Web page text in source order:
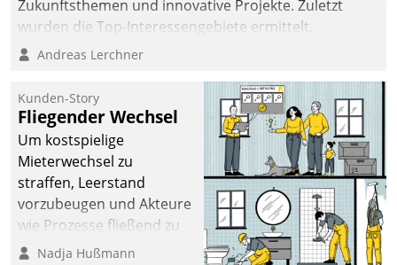
Zukunftsthemen und innovative Projekte. Zuletzt
wurden die Top-Interessengebiete ermittelt.
Andreas Lerchner
Kunden-Story
Fliegender Wechsel
Um kostspielige
Mieterwechsel zu
straffen, Leerstand
vorzubeugen und Akteure
wie Prozesse fließend zu
vernetzen, nutzt die
Nadja Hußmann